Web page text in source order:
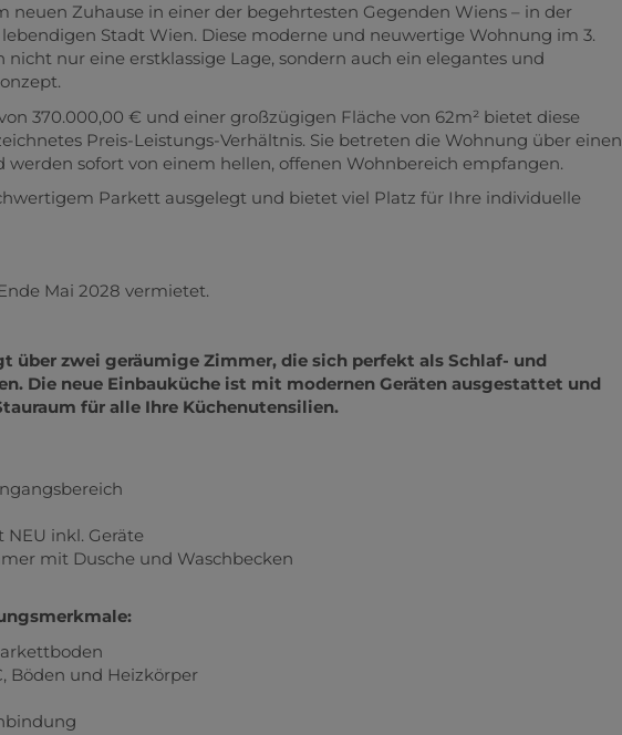
neuen Zuhause in einer der begehrtesten Gegenden Wiens – in der
Stadt Wien. Diese moderne und neuwertige Wohnung im 3.
nicht nur eine erstklassige Lage, sondern auch ein elegantes und
370.000,00 € und einer großzügigen Fläche von 62m² bietet diese
Preis-Leistungs-Verhältnis. Sie betreten die Wohnung über einen
werden sofort von einem hellen, offenen Wohnbereich empfangen.
Parkett ausgelegt und bietet viel Platz für Ihre individuelle
Mai 2028 vermietet.
über zwei geräumige Zimmer, die sich perfekt als Schlaf- und
Die neue Einbauküche ist mit modernen Geräten ausgestattet und
für alle Ihre Küchenutensilien.
inkl. Geräte
mit Dusche und Waschbecken
Böden und Heizkörper